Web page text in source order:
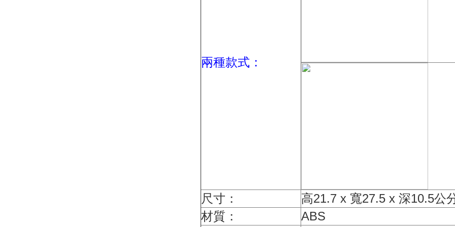
兩種款式：
尺寸：
高21.7 x 寬27.5 x 深10.5公
材質：
ABS